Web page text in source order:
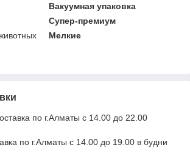
Вакуумная упаковка
Супер-премиум
Мелкие
по г.Алматы с 14.00 до 22.00
по г.Алматы с 14.00 до 19.00 в будни